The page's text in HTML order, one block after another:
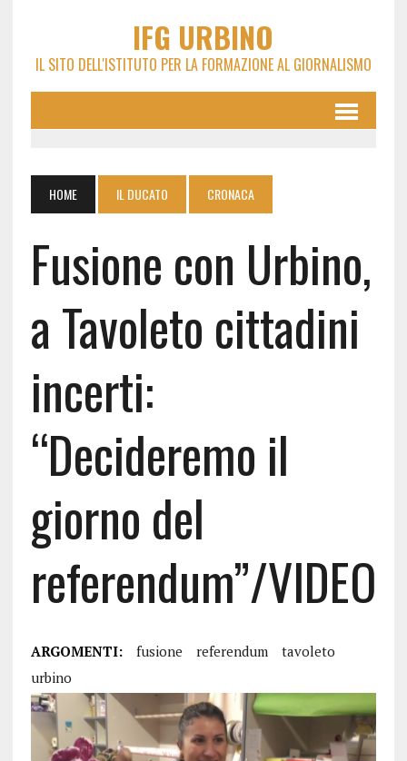
IFG URBINO
IL SITO DELL'ISTITUTO PER LA FORMAZIONE AL GIORNALISMO
HOME IL DUCATO CRONACA
Fusione con Urbino,
a Tavoleto cittadini
incerti:
“Decideremo il
giorno del
referendum”/VIDEO
ARGOMENTI: fusione referendum
tavoleto
urbino